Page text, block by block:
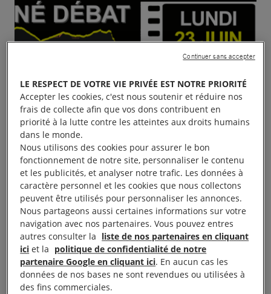
Le lundi 23 juin à 19h45, rejoignez-nous au cinéma
LE RESPECT DE VOTRE VIE PRIVÉE EST NOTRE PRIORITÉ
Accepter les cookies, c'est nous soutenir et réduire nos
frais de collecte afin que vos dons contribuent en
priorité à la lutte contre les atteintes aux droits humains
dans le monde.
Nous utilisons des cookies pour assurer le bon
fonctionnement de notre site, personnaliser le contenu
et les publicités, et analyser notre trafic. Les données à
caractère personnel et les cookies que nous collectons
peuvent être utilisés pour personnaliser les annonces.
Nous partageons aussi certaines informations sur votre
navigation avec nos partenaires. Vous pouvez entres
autres consulter la liste de nos partenaires en cliquant
ici et la politique de confidentialité de notre
partenaire Google en cliquant ici. En aucun cas les
données de nos bases ne sont revendues ou utilisées à
des fins commerciales.
Continuer sans accepter